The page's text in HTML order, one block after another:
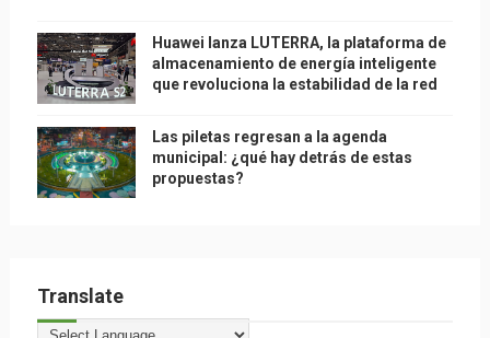
Huawei lanza LUTERRA, la plataforma de
almacenamiento de energía inteligente
que revoluciona la estabilidad de la red
Las piletas regresan a la agenda
municipal: ¿qué hay detrás de estas
propuestas?
Translate